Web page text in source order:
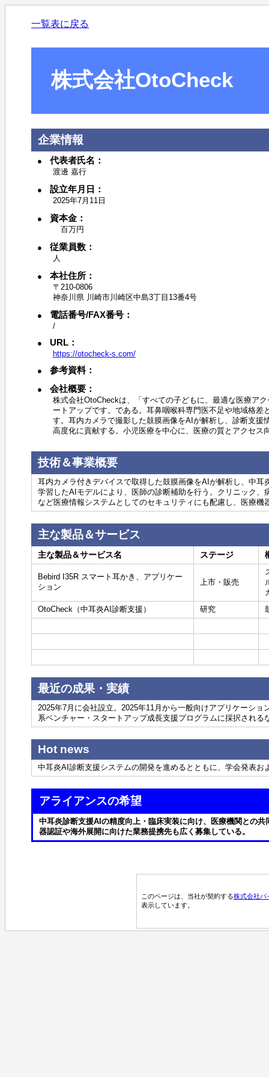
一覧表に戻る
株式会社OtoCheck
企業情報
代表者氏名：
渡邊 嘉行
設立年月日：
2025年7月11日
資本金：
百万円
従業員数：
人
本社住所：
〒210-0806
神奈川県 川崎市川崎区中島3丁目13番4号
電話番号/FAX番号：
/
URL：
https://otocheck-s.com/
参考資料：
会社概要：
株式会社OtoCheckは、「すべての子どもに、最適な医療ア
ートアップです。である。耳鼻咽喉科専門医不足や地域格
す。耳内カメラで撮影した鼓膜画像をAIが解析し、診断支
高度化に貢献する。小児医療を中心に、医療の質とアクセス
技術＆事業概要
耳内カメラ付きデバイスで取得した鼓膜画像をAIが解析し、中
学習したAIモデルにより、医師の診断補助を行う。クリニック
など医療情報システムとしてのセキュリティにも配慮し、医療
主な製品＆サービス
主な製品＆サービス名 ステージ
Bebird I35R スマート耳かき、アプリケー
ション
上市・販売
OtoCheck（中耳炎AI診断支援）
研究
最近の成果・実績
2025年7月に会社設立。2025年11月から一般向けアプリケーシ
系ベンチャー・スタートアップ成長支援プログラムに採択され
Hot news
中耳炎AI診断支援システムの開発を進めるとともに、学会発表
アライアンスの希望
中耳炎診断支援AIの精度向上・臨床実装に向け、医療機関との
器認証や海外展開に向けた業務提携先も広く募集している。
このページは、当社が契約する株式会社パ
表示しています。